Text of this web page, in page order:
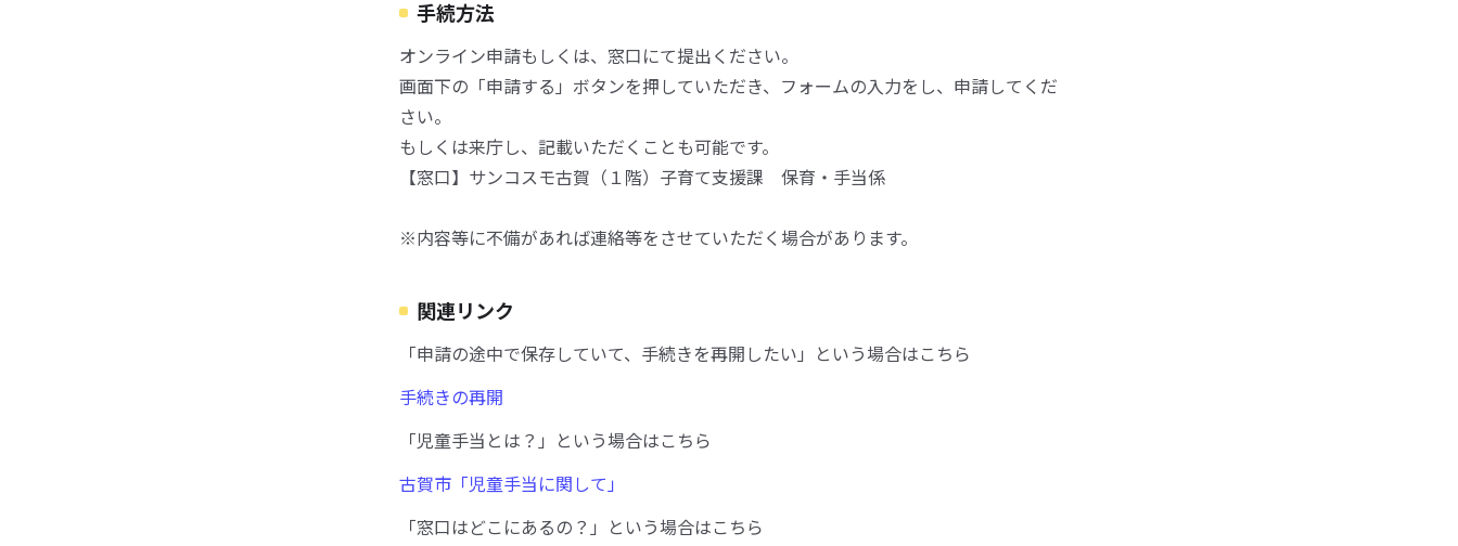
手続方法
オンライン申請もしくは、窓口にて提出ください。
画面下の「申請する」ボタンを押していただき、フォームの入力をし、申請してくだ
さい。
もしくは来庁し、記載いただくことも可能です。
【窓口】サンコスモ古賀（１階）子育て支援課 保育・手当係
※内容等に不備があれば連絡等をさせていただく場合があります。
関連リンク
「申請の途中で保存していて、手続きを再開したい」という場合はこちら
手続きの再開
「児童手当とは？」という場合はこちら
古賀市「児童手当に関して」
「窓口はどこにあるの？」という場合はこちら